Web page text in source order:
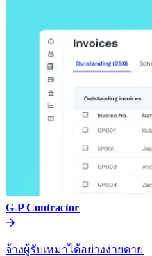
G-P Contractor​​
จ้างผู้รับเหมาได้อย่างง่ายดาย​​